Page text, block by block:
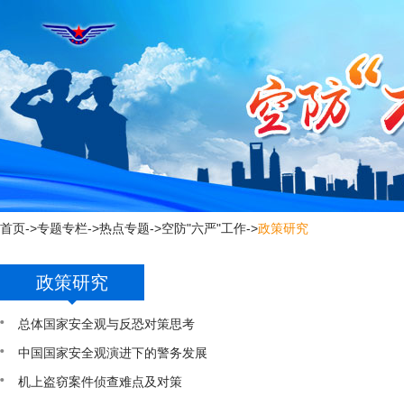
首页->专题专栏->热点专题->空防"六严"工作->政策研究
政策研究
总体国家安全观与反恐对策思考
中国国家安全观演进下的警务发展
机上盗窃案件侦查难点及对策
打
开
无
障
碍
说
页
面,
按
加
浪
打
盲
式